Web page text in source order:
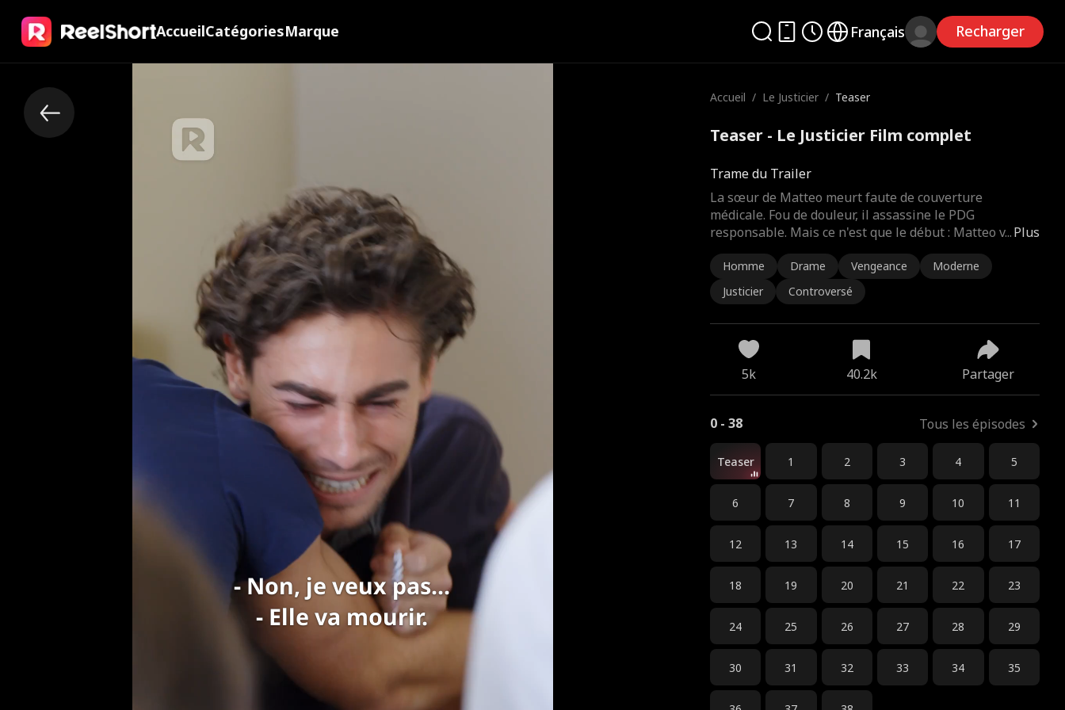
AccueilCatégoriesMarque Français Recharger
Non, Emilia !
Accueil / Le Justicier / Teaser
Teaser - Le Justicier Film complet
Trame du Trailer
Plus
La sœur de Matteo meurt faute de couverture
médicale. Fou de douleur, il assassine le PDG
responsable. Mais ce n'est que le début : Matteo v...
Homme Drame Vengeance
Moderne
Justicier
Controversé
5k 40.2k Partager
0 - 38 Tous les épisodes
Teaser 1 2 3 4 5
6 7 8 9 10 11
12 13 14 15 16 17
18 19 20 21 22 23
24 25 26 27 28 29
30 31 32 33 34 35